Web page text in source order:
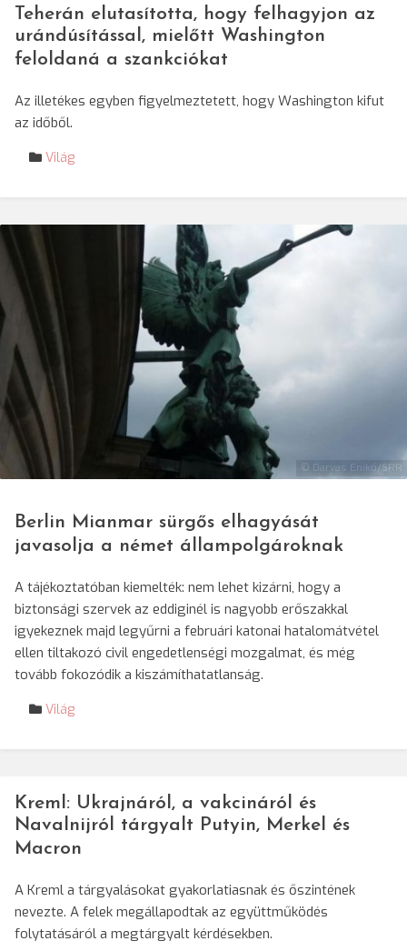
Teherán elutasította, hogy felhagyjon az
urándúsítással, mielőtt Washington
feloldaná a szankciókat
Az illetékes egyben figyelmeztetett, hogy Washington kifut
az időből.
Világ
© Darvas Enikő/SRR
Berlin Mianmar sürgős elhagyását
javasolja a német állampolgároknak
A tájékoztatóban kiemelték: nem lehet kizárni, hogy a
biztonsági szervek az eddiginél is nagyobb erőszakkal
igyekeznek majd legyűrni a februári katonai hatalomátvétel
ellen tiltakozó civil engedetlenségi mozgalmat, és még
tovább fokozódik a kiszámíthatatlanság.
Világ
Kreml: Ukrajnáról, a vakcináról és
Navalnijról tárgyalt Putyin, Merkel és
Macron
A Kreml a tárgyalásokat gyakorlatiasnak és őszintének
nevezte. A felek megállapodtak az együttműködés
folytatásáról a megtárgyalt kérdésekben.